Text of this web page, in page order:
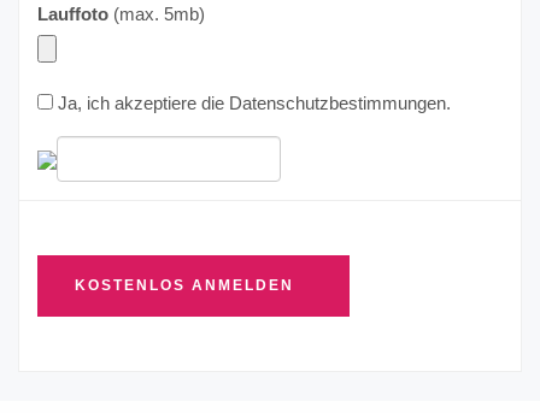
Lauffoto (max. 5mb)
Ja, ich akzeptiere die Datenschutzbestimmungen.